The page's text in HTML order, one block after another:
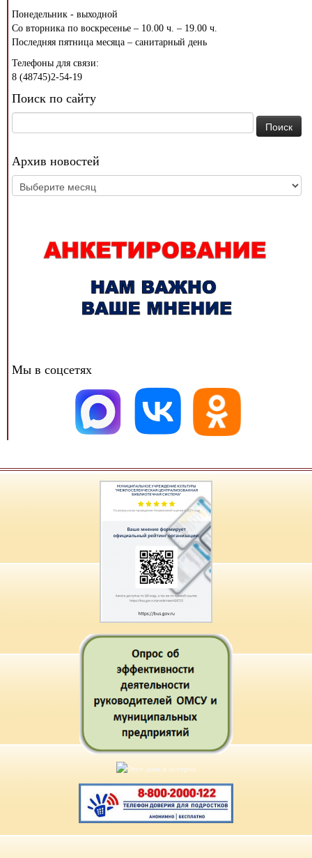
Понедельник - выходной
Со вторника по воскресенье – 10.00 ч. – 19.00 ч.
Последняя пятница месяца – санитарный день
Телефоны для связи:
8 (48745)2-54-19
Поиск по сайту
Архив новостей
Архив
новостей
Мы в соцсетях